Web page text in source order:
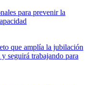
para prevenir la
que amplía la jubilación
seguirá trabajando para